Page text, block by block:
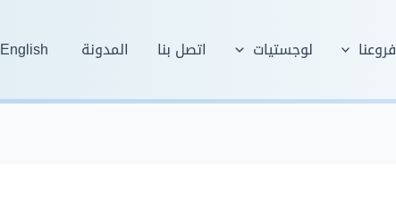
فروعنا لوجستيات اتصل بنا المدونة English